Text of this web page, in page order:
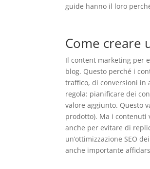
guide hanno il loro
Come creare
Il content marketing per
blog. Questo perché i
traffico, di conversioni in
regola: pianificare dei
valore aggiunto. Questo
prodotto). Ma i contenuti
anche per evitare di
un’ottimizzazione SEO
anche importante